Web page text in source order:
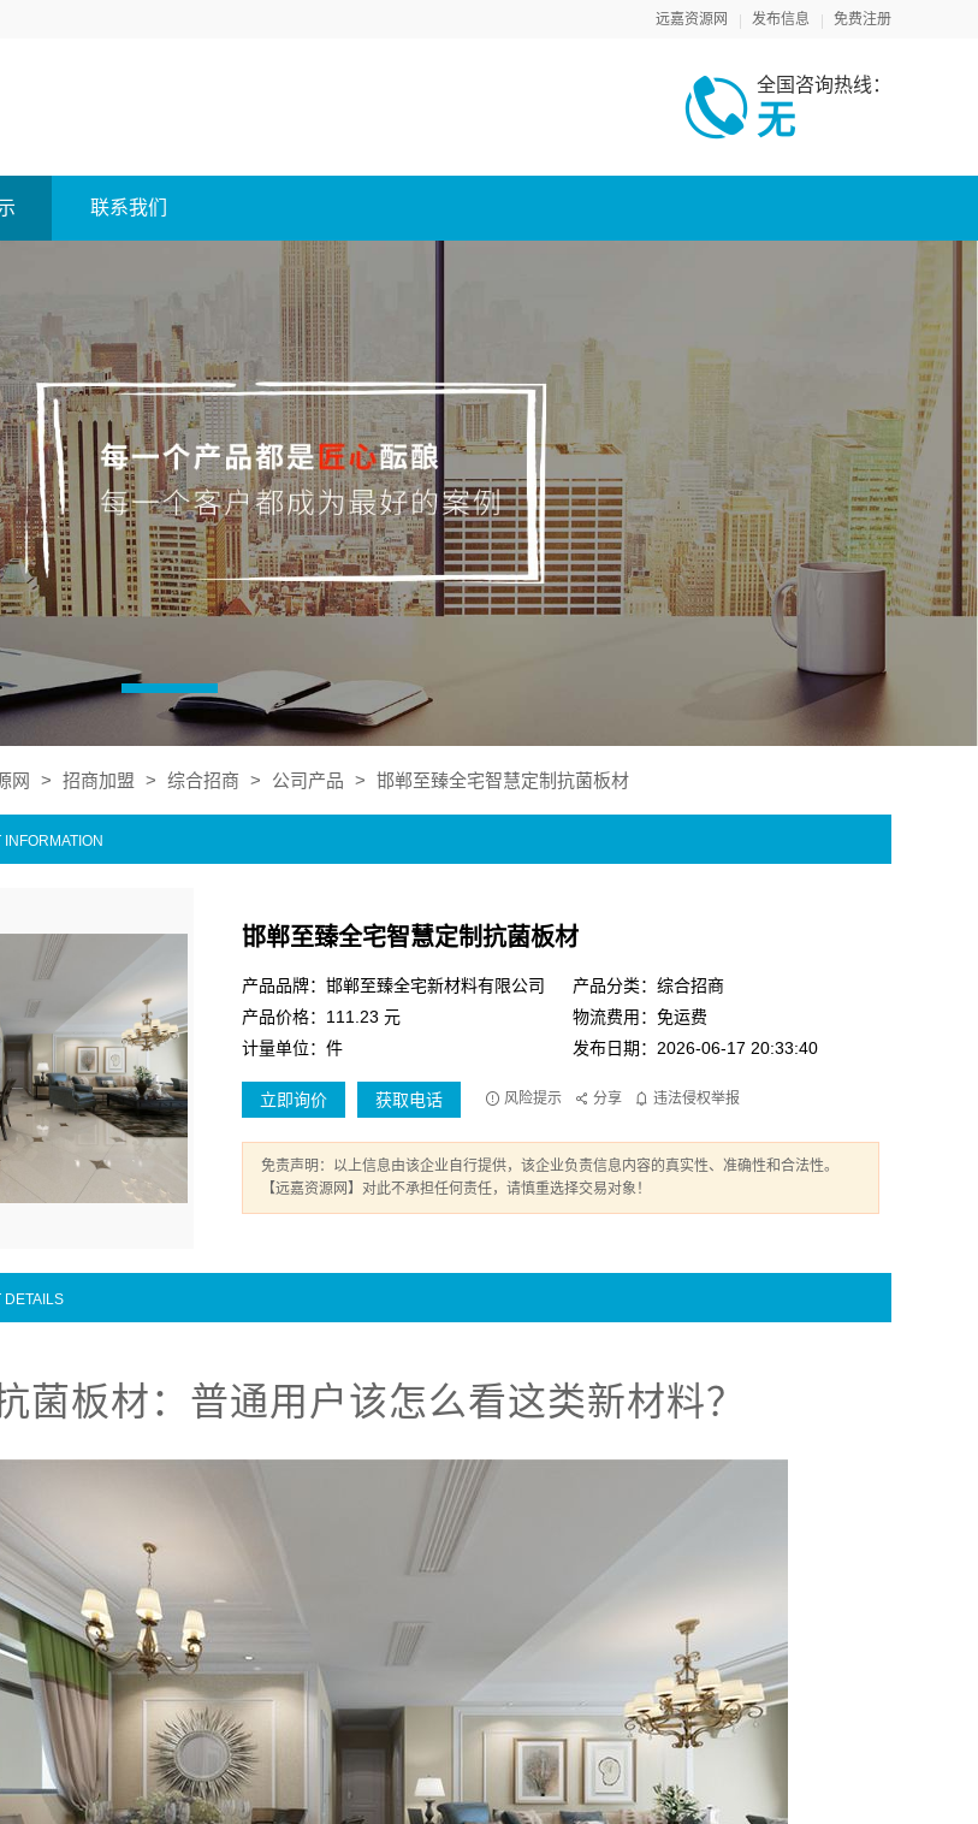
远嘉资源网 发布信息 免费注册
全国咨询热线：
无
联系我们
网 > 招商加盟 > 综合招商 > 公司产品 > 邯郸至臻全宅智慧定制抗菌板材
邯郸至臻全宅智慧定制抗菌板材
产品品牌：邯郸至臻全宅新材料有限公司
产品分类：综合招商
产品价格：111.23 元
物流费用：免运费
计量单位：件
发布日期：2026-06-17 20:33:40
立即询价 获取电话 风险提示 分享 违法侵权举报
免责声明：以上信息由该企业自行提供，该企业负责信息内容的真实性、准确性和合法性。
【远嘉资源网】对此不承担任何责任，请慎重选择交易对象！
DETAILS
菌板材：普通用户该怎么看这类新材料？